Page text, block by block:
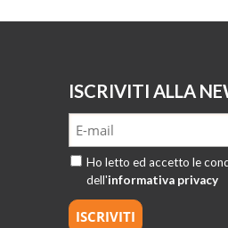
ISCRIVITI ALLA
Ho letto ed accetto le
dell'informativa privacy